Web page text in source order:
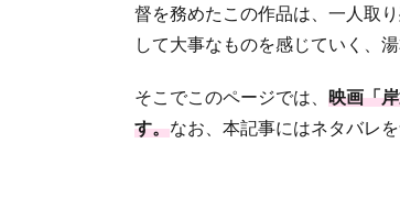
督を務めたこの作品は、一人取
して大事なものを感じていく、
そこでこのページでは、 映画「
す。なお、本記事にはネタバレ